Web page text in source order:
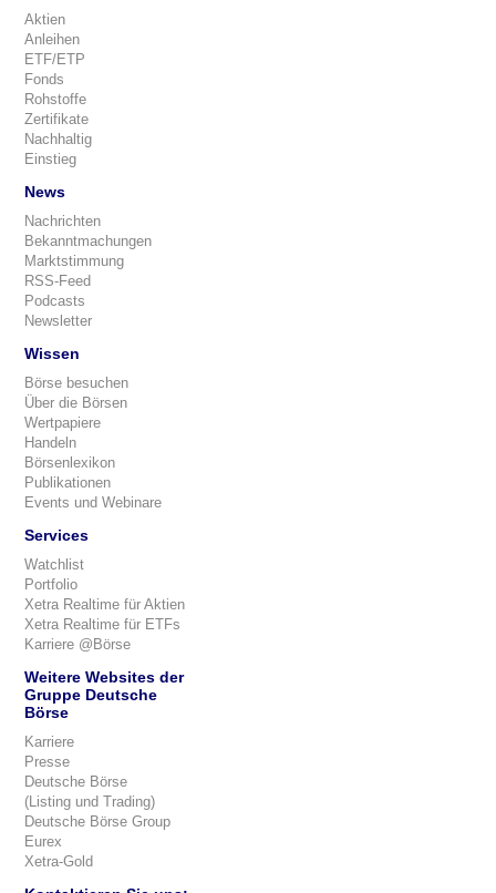
Aktien
Anleihen
ETF/ETP
Fonds
Rohstoffe
Zertifikate
Nachhaltig
Einstieg
News
Nachrichten
Bekanntmachungen
Marktstimmung
RSS-Feed
Podcasts
Newsletter
Wissen
Börse besuchen
Über die Börsen
Wertpapiere
Handeln
Börsenlexikon
Publikationen
Events und Webinare
Services
Watchlist
Portfolio
Xetra Realtime für Aktien
Xetra Realtime für ETFs
Karriere @Börse
Weitere Websites der
Gruppe Deutsche
Börse
Karriere
Presse
Deutsche Börse
(Listing und Trading)
Deutsche Börse Group
Eurex
Xetra-Gold